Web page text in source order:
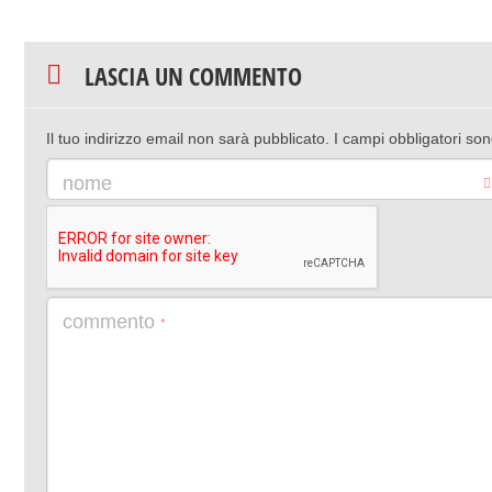
LASCIA UN COMMENTO
Il tuo indirizzo email non sarà pubblicato. I campi obbligatori
nome
commento *